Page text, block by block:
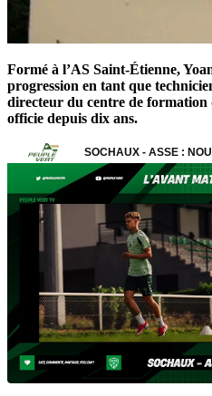
Formé à l’AS Saint-Étienne,
progression en tant que
directeur du centre de formation
officie depuis dix ans.